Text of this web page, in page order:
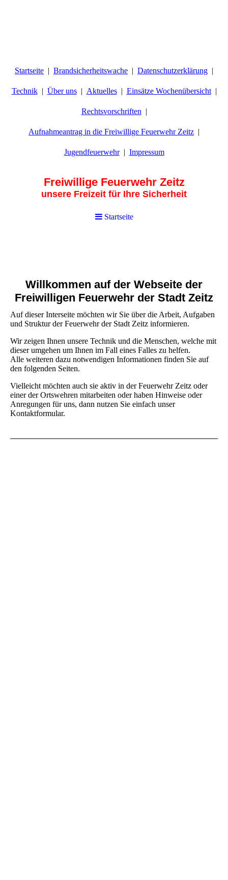
Startseite Brandsicherheitswache Datenschutzerklärung
Technik Über uns Aktuelles Einsätze Wochenübersicht
Rechtsvorschriften
Aufnahmeantrag in die Freiwillige Feuerwehr Zeitz
Jugendfeuerwehr Impressum
Freiwillige Feuerwehr Zeitz
unsere Freizeit für Ihre Sicherheit
Startseite
Willkommen auf der Webseite der
Freiwilligen Feuerwehr der Stadt Zeitz
Auf dieser Interseite möchten wir Sie über die Arbeit, Aufgaben
und Struktur der Feuerwehr der Stadt Zeitz informieren.
Wir zeigen Ihnen unsere Technik und die Menschen, welche mit
dieser umgehen um Ihnen im Fall eines Falles zu helfen.
Alle weiteren dazu notwendigen Informationen finden Sie auf
den folgenden Seiten.
Vielleicht möchten auch sie aktiv in der Feuerwehr Zeitz oder
einer der Ortswehren mitarbeiten oder haben Hinweise oder
Anregungen für uns, dann nutzen Sie einfach unser
Kontaktformular.